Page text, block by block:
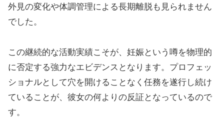
外見の変化や体調管理による長期離脱も見られません
でした。
この継続的な活動実績こそが、妊娠という噂を物理的
に否定する強力なエビデンスとなります。プロフェッ
ショナルとして穴を開けることなく任務を遂行し続け
ていることが、彼女の何よりの反証となっているので
す。